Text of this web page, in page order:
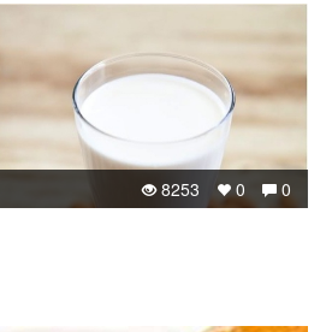
0
0
8253